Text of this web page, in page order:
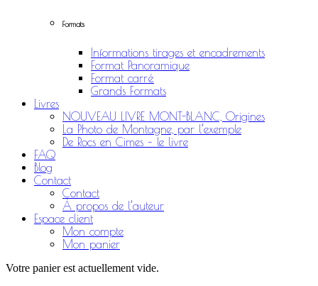
Formats
Informations tirages et encadrements
Format Panoramique
Format carré
Grands Formats
Livres
NOUVEAU LIVRE MONT-BLANC, Origines
La Photo de Montagne, par l’exemple
De Rocs en Cimes – le livre
FAQ
Blog
Contact
Contact
À propos de l’auteur
Espace client
Mon compte
Mon panier
Votre panier est actuellement vide.